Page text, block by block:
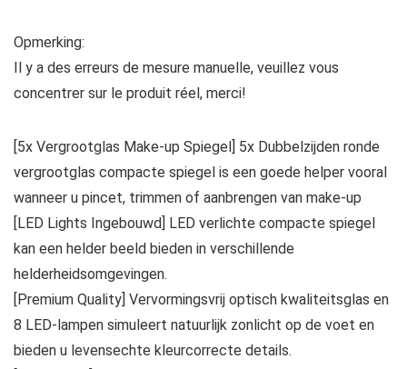
Opmerking:
Il y a des erreurs de mesure manuelle, veuillez vous
concentrer sur le produit réel, merci!
[5x Vergrootglas Make-up Spiegel] 5x Dubbelzijden ronde
vergrootglas compacte spiegel is een goede helper vooral
wanneer u pincet, trimmen of aanbrengen van make-up
[LED Lights Ingebouwd] LED verlichte compacte spiegel
kan een helder beeld bieden in verschillende
helderheidsomgevingen.
[Premium Quality] Vervormingsvrij optisch kwaliteitsglas en
8 LED-lampen simuleert natuurlijk zonlicht op de voet en
bieden u levensechte kleurcorrecte details.